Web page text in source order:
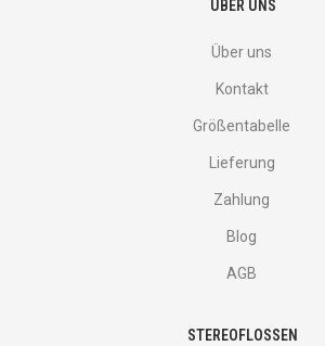
ÜBER UNS
Über uns
Kontakt
Größentabelle
Lieferung
Zahlung
Blog
AGB
STEREOFLOSSEN